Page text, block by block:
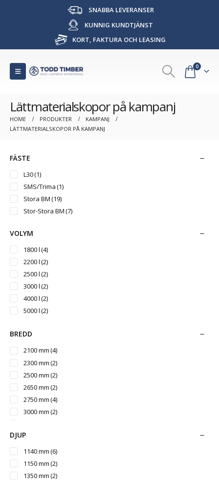
SNABBA LEVERANSER
KUNNIG KUNDTJÄNST
KORT, FAKTURA OCH LEASING
0
Lättmaterialskopor på kampanj
HOME PRODUKTER
KAMPANJ
LÄTTMATERIALSKOPOR PÅ KAMPANJ
FÄSTE
L30(1)
SMS/Trima(1)
Stora BM(19)
Stor-Stora BM(7)
VOLYM
1800 l(4)
2200 l(2)
2500 l(2)
3000 l(2)
4000 l(2)
5000 l(2)
7000 l
8000 l(1)
10000 l(2)
12500 l(2)
14000 l(1)
15000 l(1)
18000 l(1)
BREDD
2100 mm(4)
2300 mm(2)
2500 mm(2)
2650 mm(2)
2750 mm(4)
3000 mm(2)
3400 mm
3700 mm (2)
4000 mm (2)
4500 mm (2)
DJUP
1140 mm(6)
1150 mm(2)
1350 mm(2)